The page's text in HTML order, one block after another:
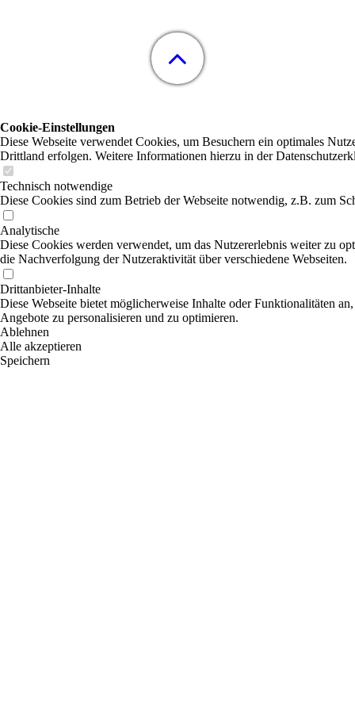
Cookie-Einstellungen
Diese Webseite verwendet Cookies, um Besuchern ein optimales
Drittland erfolgen. Weitere Informationen hierzu in der
Technisch notwendige
Diese Cookies sind zum Betrieb der Webseite notwendig, z.B. zum
Analytische
Diese Cookies werden verwendet, um das Nutzererlebnis weiter zu
die Nachverfolgung der Nutzeraktivität über verschiedene Webseiten.
Drittanbieter-Inhalte
Diese Webseite bietet möglicherweise Inhalte oder Funktionalitäten
Angebote zu personalisieren und zu optimieren.
Ablehnen
Alle akzeptieren
Speichern